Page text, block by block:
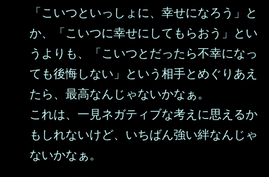
「こいつといっしょに、幸せになろう」と
か、「こいつに幸せにしてもらおう」とい
うよりも、「こいつとだったら不幸になっ
ても後悔しない」という相手とめぐりあえ
たら、最高なんじゃないかなぁ。
これは、一見ネガティブな考えに思えるか
もしれないけど、いちばん強い絆なんじゃ
ないかなぁ。